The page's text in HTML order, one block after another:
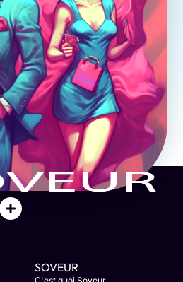
SOVEUR